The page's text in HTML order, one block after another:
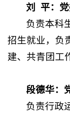
刘
平：
负责本科
招生就业，负
建、共青团工
段德华：
负责行政